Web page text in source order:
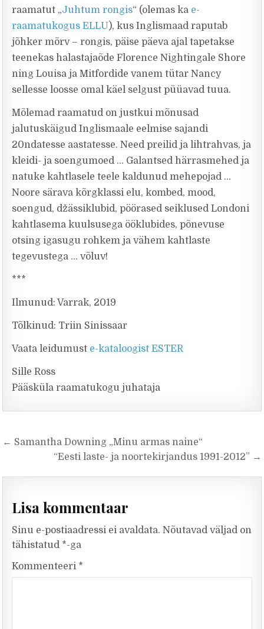
raamatut „Juhtum rongis“ (olemas ka e-
raamatukogus ELLU), kus Inglismaad raputab
jõhker mõrv – rongis, päise päeva ajal tapetakse
teenekas halastajaõde Florence Nightingale Shore
ning Louisa ja Mitfordide vanem tütar Nancy
sellesse loosse omal käel selgust püüavad tuua.
Mõlemad raamatud on justkui mõnusad
jalutuskäigud Inglismaale eelmise sajandi
20ndatesse aastatesse. Need preilid ja lihtrahvas, ja
kleidi- ja soengumoed … Galantsed härrasmehed ja
natuke kahtlasele teele kaldunud mehepojad …
Noore särava kõrgklassi elu, kombed, mood,
soengud, džässiklubid, pöörased seiklused Londoni
kahtlasema kuulsusega ööklubides, põnevuse
otsing igasugu rohkem ja vähem kahtlaste
tegevustega … võluv!
***
Ilmunud: Varrak, 2019
Tõlkinud: Triin Sinissaar
Vaata leidumust e-kataloogist ESTER
Sille Ross
Pääsküla raamatukogu juhataja
Navigeerimine
← Samantha Downing „Minu armas naine“
“Eesti laste- ja noortekirjandus 1991-2012” →
Lisa kommentaar
Sinu e-postiaadressi ei avaldata. Nõutavad väljad on
tähistatud *-ga
Kommenteeri *